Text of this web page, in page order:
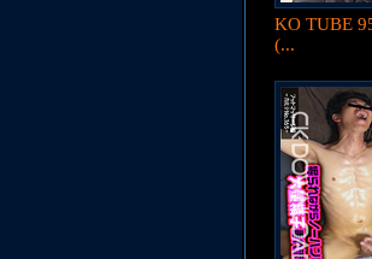
KO TUBE
(...